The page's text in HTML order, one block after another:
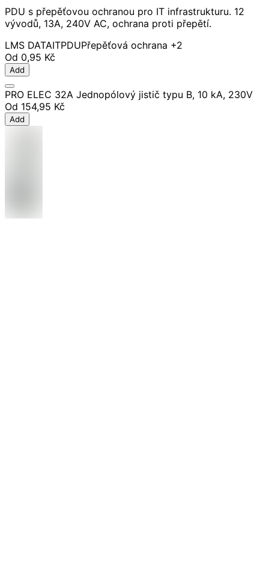
PDU s přepěťovou ochranou pro IT infrastrukturu. 12
vývodů, 13A, 240V AC, ochrana proti přepětí.
LMS DATAITPDUPřepěťová ochrana +2
Od 0,95 Kč
Add
PRO ELEC 32A Jednopólový jistič typu B, 10 kA, 230V
Od 154,95 Kč
Add